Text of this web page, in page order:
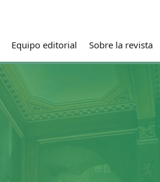
Equipo editorial Sobre la revista